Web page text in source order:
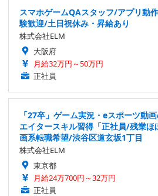
スマホゲームQAスタッフ/アプリ動
験歓迎/土日祝休み・昇給あり
株式会社ELM
大阪府
月給32万円～50万円
正社員
「27卒」ゲーム実況・eスポーツ動
エイタースキル習得「正社員/残業ほ
画系転職希望/渋谷区道玄坂1丁目
株式会社ELM
東京都
月給24万700円～32万円
正社員